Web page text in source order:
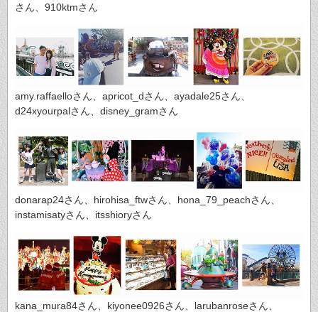
さん、910ktmさん
amy.raffaelloさん、apricot_dさん、ayadale25さん、
d24xyourpalさん、disney_gramさん
donarap24さん、hirohisa_ftwさん、hona_79_peachさん、
instamisatyさん、itsshioryさん
kana_mura84さん、kiyonee0926さん、larubanroseさん、